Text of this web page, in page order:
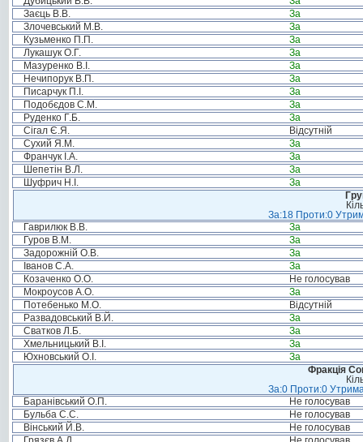
Заєць В.В.
За
Злочевський М.В.
За
Кузьменко П.П.
За
Лукашук О.Г.
За
Мазуренко В.І.
За
Нечипорук В.П.
За
Писарчук П.І.
За
Подобєдов С.М.
За
Руденко Г.Б.
За
Сігал Є.Я.
Відсутній
Сухий Я.М.
За
Франчук І.А.
За
Шепетін В.Л.
За
Шуфрич Н.І.
За
За:18 Проти:0
Гаврилюк В.В.
За
Гуров В.М.
За
Задорожній О.В.
За
Іванов С.А.
За
Козаченко О.О.
Не голосував
Мокроусов А.О.
За
Потебенько М.О.
Відсутній
Развадовський В.Й.
За
Сватков Л.Б.
За
Хмельницький В.І.
За
Юхновський О.І.
За
Фракція
За:0 Проти:0
Баранівський О.П.
Не голосував
Бульба С.С.
Не голосував
Вінський Й.В.
Не голосував